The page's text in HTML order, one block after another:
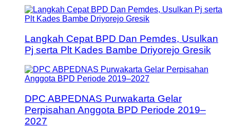
Langkah Cepat BPD Dan Pemdes, Usulkan
Pj serta Plt Kades Bambe Driyorejo Gresik
DPC ABPEDNAS Purwakarta Gelar
Perpisahan Anggota BPD Periode 2019–
2027